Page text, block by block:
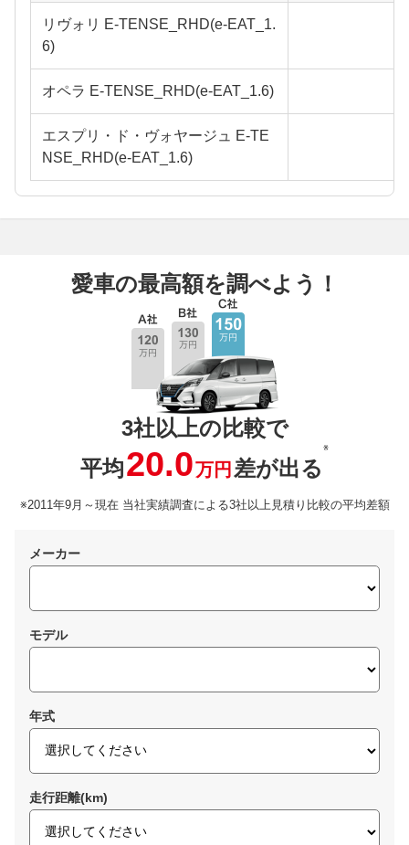
リヴォリ E-TENSE_RHD(e-EAT_1.
6)
オペラ E-TENSE_RHD(e-EAT_1.6)
エスプリ・ド・ヴォヤージュ E-TE
NSE_RHD(e-EAT_1.6)
愛車の最高額を調べよう！
3社以上の比較で
平均20.0万円 差が出る
※
※2011年9月～現在 当社実績調査による3社以上見積り比較の平均差額
メーカー
モデル
年式
走行距離(km)